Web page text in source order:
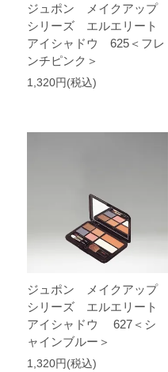
ジュポン メイクアップ
シリーズ エルエリート
アイシャドウ 625＜フレ
ンチピンク＞
1,320円(税込)
ジュポン メイクアップ
シリーズ エルエリート
アイシャドウ 627＜シ
ャインブルー＞
1,320円(税込)